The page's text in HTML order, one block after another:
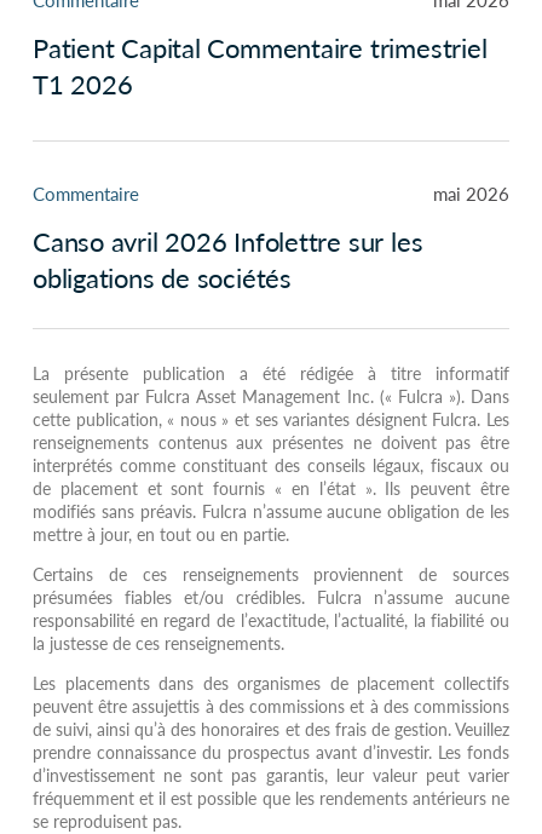
Patient Capital Commentaire trimestriel
T1 2026
Commentaire mai 2026
Canso avril 2026 Infolettre sur les
obligations de sociétés
La présente publication a été rédigée à titre informatif
seulement par Fulcra Asset Management Inc. (« Fulcra »). Dans
cette publication, « nous » et ses variantes désignent Fulcra. Les
renseignements contenus aux présentes ne doivent pas être
interprétés comme constituant des conseils légaux, fiscaux ou
de placement et sont fournis « en l’état ». Ils peuvent être
modifiés sans préavis. Fulcra n’assume aucune obligation de les
mettre à jour, en tout ou en partie.
Certains de ces renseignements proviennent de sources
présumées fiables et/ou crédibles. Fulcra n’assume aucune
responsabilité en regard de l’exactitude, l’actualité, la fiabilité ou
la justesse de ces renseignements.
Les placements dans des organismes de placement collectifs
peuvent être assujettis à des commissions et à des commissions
de suivi, ainsi qu’à des honoraires et des frais de gestion. Veuillez
prendre connaissance du prospectus avant d’investir. Les fonds
d’investissement ne sont pas garantis, leur valeur peut varier
fréquemment et il est possible que les rendements antérieurs ne
se reproduisent pas.